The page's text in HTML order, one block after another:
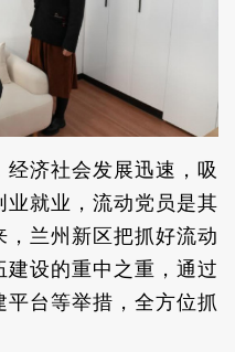
济社会发展迅速，吸
业就业，流动党员是其
兰州新区把抓好流动
设的重中之重，通过
台等举措，全方位抓